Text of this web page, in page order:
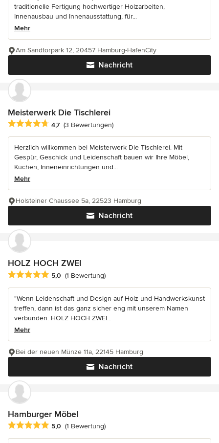
traditionelle Fertigung hochwertiger Holzarbeiten,
Innenausbau und Innenausstattung, für...
Mehr
Nachricht
Am Sandtorpark 12, 20457 Hamburg-HafenCity
Meisterwerk Die Tischlerei
Durchschnittliche Bewertung: 4.7 von 5 Sternen
4,7 (3 Bewertungen)
Herzlich willkommen bei Meisterwerk Die Tischlerei. Mit
Gespür, Geschick und Leidenschaft bauen wir Ihre Möbel,
Küchen, Inneneinrichtungen und...
Mehr
Nachricht
Holsteiner Chaussee 5a, 22523 Hamburg
HOLZ HOCH ZWEI
Durchschnittliche Bewertung: 5 von 5 Sternen
5,0 (1 Bewertung)
"Wenn Leidenschaft und Design auf Holz und Handwerkskunst
treffen, dann ist das ganz sicher eng mit unserem Namen
verbunden. HOLZ HOCH ZWEI...
Mehr
Nachricht
Bei der neuen Münze 11a, 22145 Hamburg
Hamburger Möbel
Durchschnittliche Bewertung: 5 von 5 Sternen
5,0 (1 Bewertung)